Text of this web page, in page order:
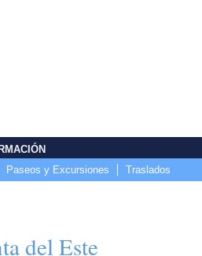
Paseos y Excursiones Traslados
del Este